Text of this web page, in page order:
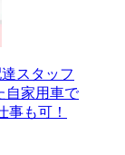
スタッフ
自家用車で
事も可！